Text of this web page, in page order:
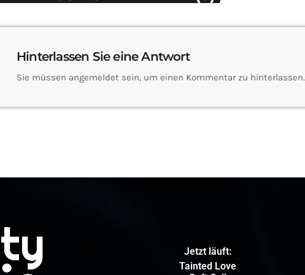
Hinterlassen Sie eine Antwort
Sie müssen angemeldet sein, um einen Kommentar zu hinterlassen.
Jetzt läuft:
Tainted Love